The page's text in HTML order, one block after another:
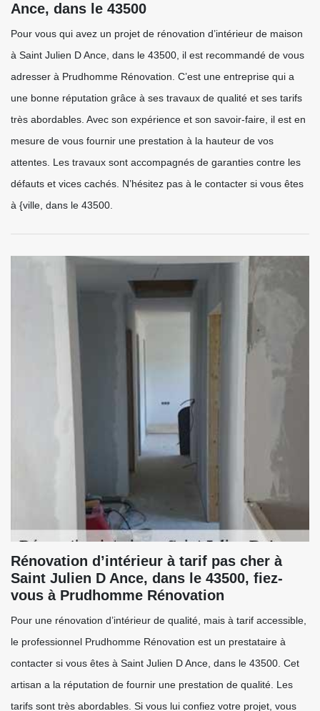
Ance, dans le 43500
Pour vous qui avez un projet de rénovation d’intérieur de maison
à Saint Julien D Ance, dans le 43500, il est recommandé de vous
adresser à Prudhomme Rénovation. C’est une entreprise qui a
une bonne réputation grâce à ses travaux de qualité et ses tarifs
très abordables. Avec son expérience et son savoir-faire, il est en
mesure de vous fournir une prestation à la hauteur de vos
attentes. Les travaux sont accompagnés de garanties contre les
défauts et vices cachés. N’hésitez pas à le contacter si vous êtes
à {ville, dans le 43500.
Rénovation d’intérieur à tarif pas cher à
Saint Julien D Ance, dans le 43500, fiez-
vous à Prudhomme Rénovation
Pour une rénovation d’intérieur de qualité, mais à tarif accessible,
le professionnel Prudhomme Rénovation est un prestataire à
contacter si vous êtes à Saint Julien D Ance, dans le 43500. Cet
artisan a la réputation de fournir une prestation de qualité. Les
tarifs sont très abordables. Si vous lui confiez votre projet, vous